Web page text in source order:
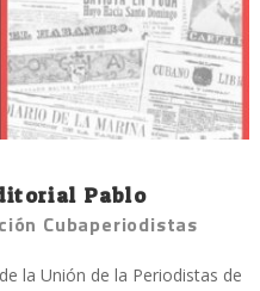
Pablo
Cubaperiodistas
la Unión de la Periodistas de